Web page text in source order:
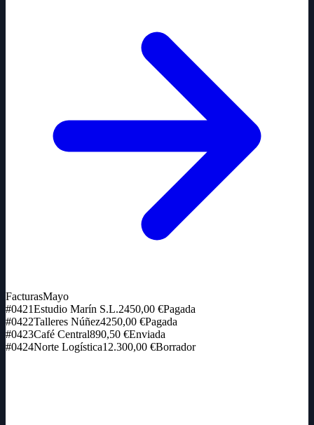
FacturasMayo
#0421Estudio Marín S.L.2450,00 €Pagada
#0422Talleres Núñez4250,00 €Pagada
#0423Café Central890,50 €Enviada
#0424Norte Logística12.300,00 €Borrador